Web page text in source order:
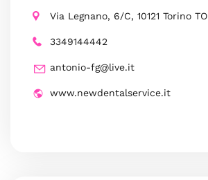
Via Legnano, 6/C, 10121 Torino TO
3349144442
antonio-fg@live.it
www.newdentalservice.it